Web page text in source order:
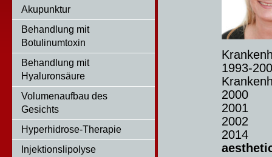
Akupunktur
Behandlung mit
Botulinumtoxin
Behandlung mit
Hyaluronsäure
Volumenaufbau des
Gesichts
Hyperhidrose-Therapie
Injektionslipolyse
1993-
2000
2001
2002
2014